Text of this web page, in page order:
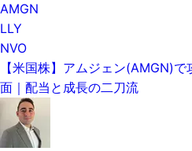
AMGN
LLY
NVO
【米国株】アムジェン(AMGN)
面｜配当と成長の二刀流